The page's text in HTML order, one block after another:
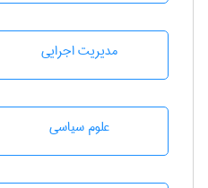
مديريت اجرايی
علوم سياسی